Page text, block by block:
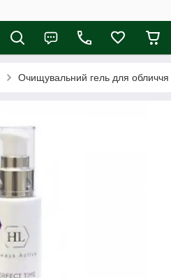
Очищувальний гель для